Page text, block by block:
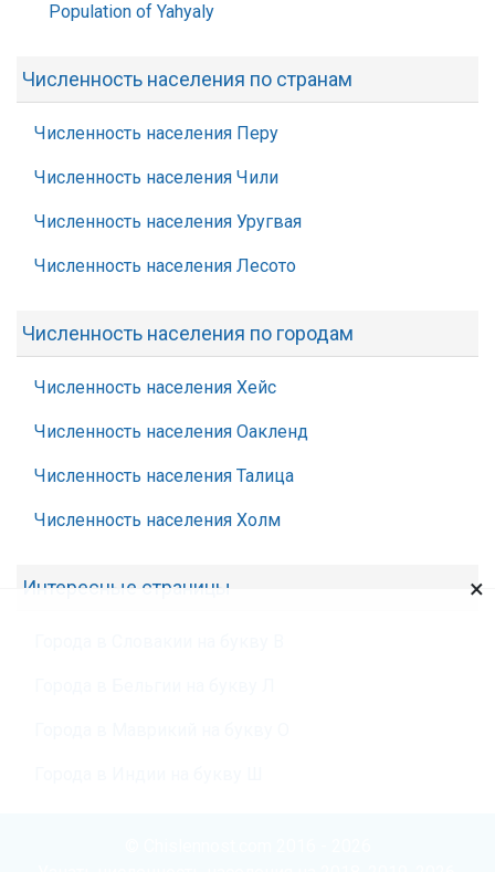
Population of Yahyaly
Численность населения по странам
Численность населения Перу
Численность населения Чили
Численность населения Уругвая
Численность населения Лесото
Численность населения по городам
Численность населения Хейс
Численность населения Оакленд
Численность населения Талица
Численность населения Холм
Интересные страницы ×